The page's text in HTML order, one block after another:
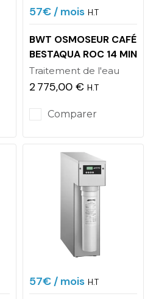
57€/ mois H.T
BWT OSMOSEUR CAFÉ
BESTAQUA ROC 14 MIN
Traitement de l'eau
2 775,00 € H.T
Comparer
57€/ mois H.T